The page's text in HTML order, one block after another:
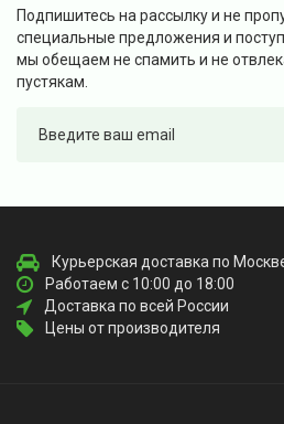
Подпишитесь на рассылку и не
специальные предложения и
мы обещаем не спамить и не
пустякам.
Курьерская доставка по
Работаем с 10:00 до 18:00
Доставка по всей России
Цены от производителя